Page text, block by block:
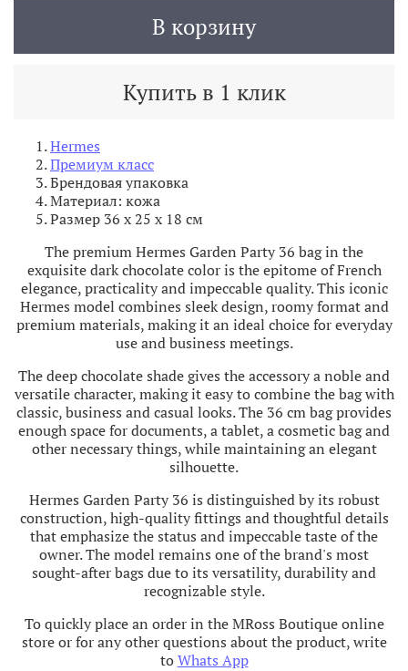
В корзину
Купить в 1 клик
Hermes
Премиум класс
Брендовая упаковка
Материал: кожа
Размер 36 х 25 х 18 см
The premium Hermes Garden Party 36 bag in the
exquisite dark chocolate color is the epitome of French
elegance, practicality and impeccable quality. This iconic
Hermes model combines sleek design, roomy format and
premium materials, making it an ideal choice for everyday
use and business meetings.
The deep chocolate shade gives the accessory a noble and
versatile character, making it easy to combine the bag with
classic, business and casual looks. The 36 cm bag provides
enough space for documents, a tablet, a cosmetic bag and
other necessary things, while maintaining an elegant
silhouette.
Hermes Garden Party 36 is distinguished by its robust
construction, high-quality fittings and thoughtful details
that emphasize the status and impeccable taste of the
owner. The model remains one of the brand's most
sought-after bags due to its versatility, durability and
recognizable style.
To quickly place an order in the MRoss Boutique online
store or for any other questions about the product, write
to Whats App